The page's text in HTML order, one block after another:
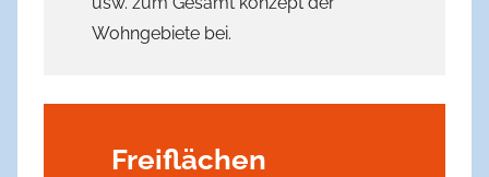
Wohngebiete bei.
Freiflächen